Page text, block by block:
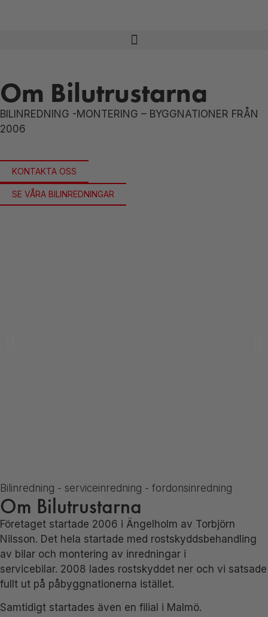
Om Bilutrustarna
BILINREDNING -MONTERING – BYGGNATIONER FRÅN
2006
KONTAKTA OSS
SE VÅRA BILINREDNINGAR
Bilinredning - serviceinredning - fordonsinredning
Om Bilutrustarna
Företaget startade 2006 i Ängelholm av Torbjörn
Nilsson. Det hela startade med rostskyddsbehandling
av bilar och montering av inredningar i
servicebilar. 2008 lades rostskyddet ner och vi satsade
fullt ut på påbyggnationerna istället.
Samtidigt startades även en filial i Malmö.